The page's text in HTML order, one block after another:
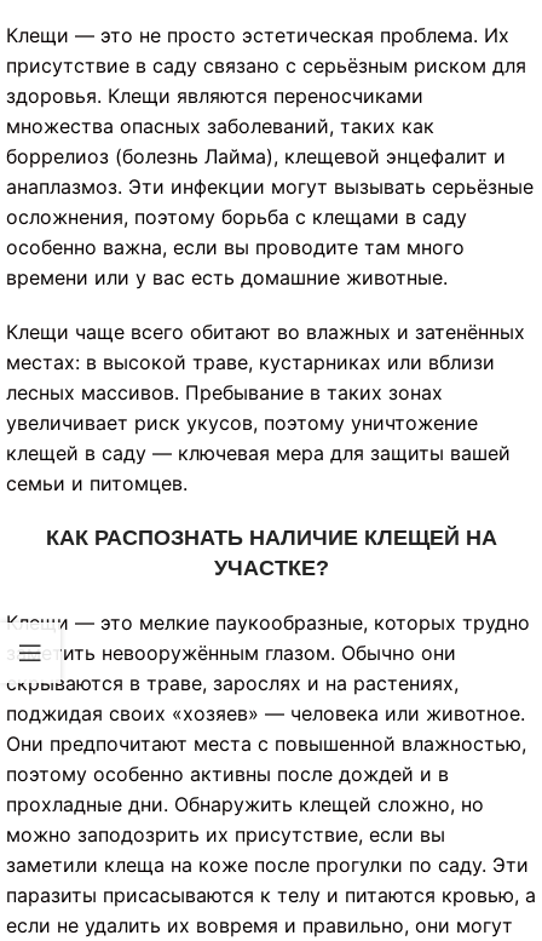
Клещи — это не просто эстетическая проблема. Их
присутствие в саду связано с серьёзным риском для
здоровья. Клещи являются переносчиками
множества опасных заболеваний, таких как
боррелиоз (болезнь Лайма), клещевой энцефалит и
анаплазмоз. Эти инфекции могут вызывать серьёзные
осложнения, поэтому борьба с клещами в саду
особенно важна, если вы проводите там много
времени или у вас есть домашние животные.
Клещи чаще всего обитают во влажных и затенённых
местах: в высокой траве, кустарниках или вблизи
лесных массивов. Пребывание в таких зонах
увеличивает риск укусов, поэтому уничтожение
клещей в саду — ключевая мера для защиты вашей
семьи и питомцев.
КАК РАСПОЗНАТЬ НАЛИЧИЕ КЛЕЩЕЙ НА
УЧАСТКЕ?
Клещи — это мелкие паукообразные, которых трудно
заметить невооружённым глазом. Обычно они
скрываются в траве, зарослях и на растениях,
поджидая своих «хозяев» — человека или животное.
Они предпочитают места с повышенной влажностью,
поэтому особенно активны после дождей и в
прохладные дни. Обнаружить клещей сложно, но
можно заподозрить их присутствие, если вы
заметили клеща на коже после прогулки по саду. Эти
паразиты присасываются к телу и питаются кровью, а
если не удалить их вовремя и правильно, они могут